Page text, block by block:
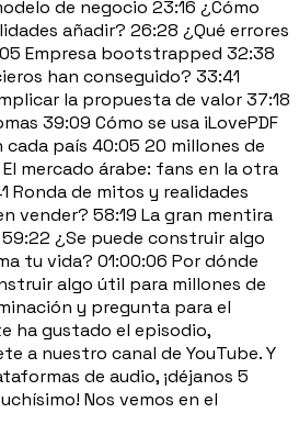
de negocio 23:16 ¿Cómo
añadir? 26:28 ¿Qué errores
Empresa bootstrapped 32:38
han conseguido? 33:41
la propuesta de valor 37:18
39:09 Cómo se usa iLovePDF
país 40:05 20 millones de
mercado árabe: fans en la otra
Ronda de mitos y realidades
vender? 58:19 La gran mentira
¿Se puede construir algo
tu vida? 01:00:06 Por dónde
algo útil para millones de
y pregunta para el
ha gustado el episodio,
a nuestro canal de YouTube. Y
de audio, ¡déjanos 5
Nos vemos en el